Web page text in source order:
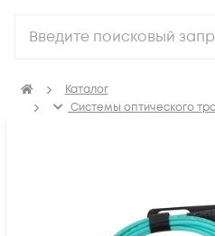
Каталог
Системы оптического